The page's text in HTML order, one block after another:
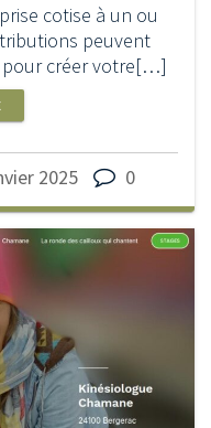
cotise à un ou
peuvent
pour créer votre[…]
2025 0